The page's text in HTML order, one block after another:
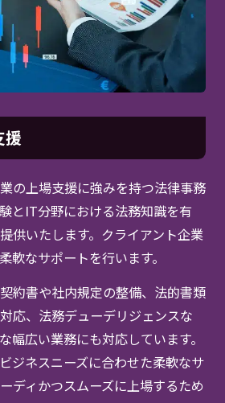
援
の上場支援に強みを持つ法律事務
とIT分野における法務知識を有
供いたします。クライアント企業
軟なサポートを行います。
約書や社内規定の整備、法的書類
応、法務デューデリジェンスな
幅広い業務にも対応しています。
ジネスニーズに合わせた柔軟なサ
ディかつスムーズに上場するため